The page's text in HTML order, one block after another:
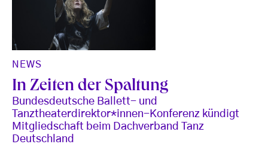
NEWS
In Zeiten der Spaltung
Bundesdeutsche Ballett- und
Tanztheaterdirektor*innen-Konferenz kündigt
Mitgliedschaft beim Dachverband Tanz
Deutschland